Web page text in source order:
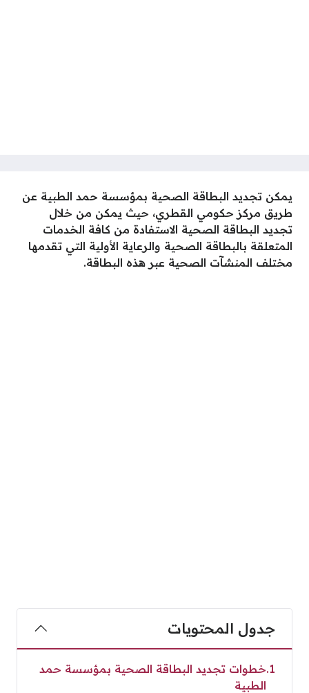
يمكن تجديد البطاقة الصحية بمؤسسة حمد الطبية عن
طريق مركز حكومي القطري، حيث يمكن من خلال
تجديد البطاقة الصحية الاستفادة من كافة الخدمات
المتعلقة بالبطاقة الصحية والرعاية الأولية التي تقدمها
مختلف المنشآت الصحية عبر هذه البطاقة.
جدول المحتويات
1 خطوات تجديد البطاقة الصحية بمؤسسة حمد
الطبية